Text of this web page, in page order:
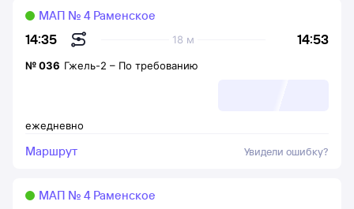
14:35 14:53
18 м
МАП № 4 Раменское
ежедневно
№036 Гжель-2 – По требованию
Маршрут Увидели ошибку?
МАП № 4 Раменское